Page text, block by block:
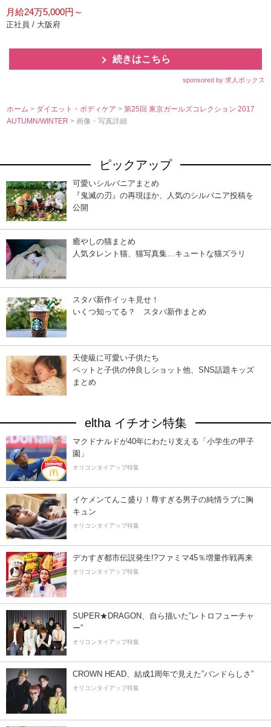
月給24万5,000円～
正社員 / 大阪府
続きはこちら
sponsored by 求人ボックス
ホーム > ダイエット・ボディケア>第25回 東京ガールズコレクション 2017
AUTUMN/WINTER> 画像・写真詳細
ピックアップ
可愛いシルバニアまとめ
『鬼滅の刃』の再現ほか、人気のシルバニア投稿を
公開
癒やしの猫まとめ
人気タレント猫、猫写真集…キュートな猫ズラリ
スタバ新作イッキ見せ！
いくつ知ってる？ スタバ新作まとめ
天使級に可愛い子供たち
ペットと子供の仲良しショット他、SNS話題キッズ
まとめ
eltha イチオシ特集
マクドナルドが40年にわたり支える「小学生の甲子
園」
オリコンタイアップ特集
イケメンてんこ盛り！尊すぎる男子の純情ラブに胸
キュン
オリコンタイアップ特集
デカすぎ都市伝説発生!?ファミマ45％増量作戦再来
オリコンタイアップ特集
SUPER★DRAGON、自ら描いた”レトロフューチャ
ー”
オリコンタイアップ特集
CROWN HEAD、結成1周年で見えた”バンドらしさ”
オリコンタイアップ特集